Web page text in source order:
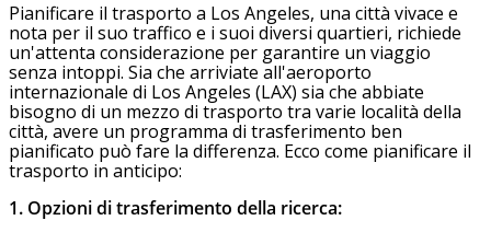
Pianificare il trasporto a Los Angeles, una città vivace e
nota per il suo traffico e i suoi diversi quartieri, richiede
un'attenta considerazione per garantire un viaggio
senza intoppi. Sia che arriviate all'aeroporto
internazionale di Los Angeles (LAX) sia che abbiate
bisogno di un mezzo di trasporto tra varie località della
città, avere un programma di trasferimento ben
pianificato può fare la differenza. Ecco come pianificare il
trasporto in anticipo:
1. Opzioni di trasferimento della ricerca: